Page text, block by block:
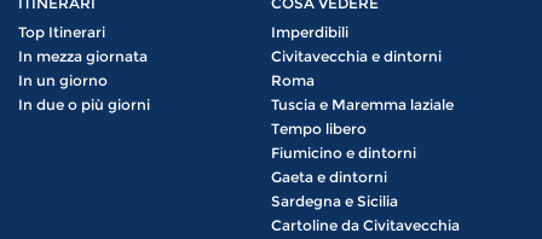
Top Itinerari
In mezza giornata
In un giorno
In due o più giorni
Imperdibili
Civitavecchia e dintorni
Roma
Tuscia e Maremma laziale
Tempo libero
Fiumicino e dintorni
Gaeta e dintorni
Sardegna e Sicilia
Cartoline da Civitavecchia